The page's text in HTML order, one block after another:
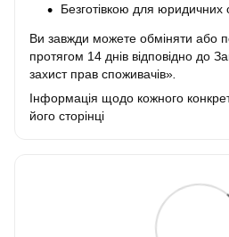
Безготівкою для юридичних
Ви завжди можете обміняти або
протягом 14 днів відповідно до
захист прав споживачів»
Інформація щодо кожного
його сторінці